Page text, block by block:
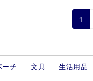
固
定
ー
ジ
1
ーチ 文具 生活用品